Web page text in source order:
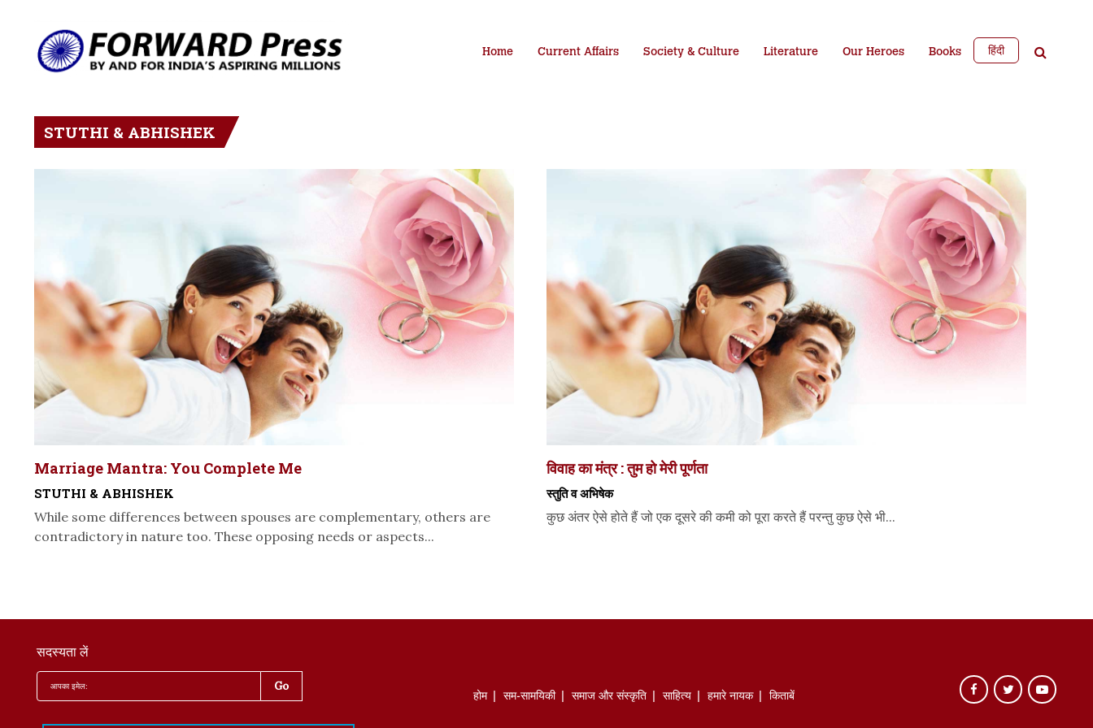
Home Current Affairs Society & Culture Literature Our Heroes Books हिंदी
STUTHI & ABHISHEK
Marriage Mantra: You Complete Me
STUTHI & ABHISHEK
While some differences between spouses are complementary, others are
contradictory in nature too. These opposing needs or aspects...
विवाह का मंत्र : तुम हो मेरी पूर्णता
स्तुति व अभिषेक
कुछ अंतर ऐसे होते हैं जो एक दूसरे की कमी को पूरा करते हैं परन्तु कुछ ऐसे भी...
सदस्यता लें
होम सम-सामयिकी समाज और संस्कृति साहित्‍य हमारे नायक किताबें